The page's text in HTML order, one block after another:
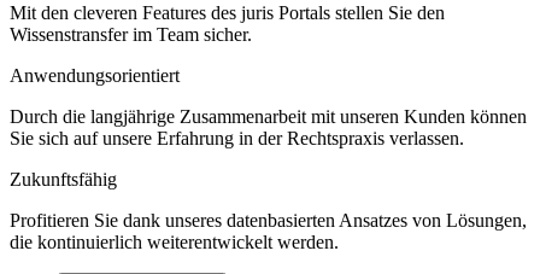
Mit den cleveren Features des juris Portals stellen Sie den
Wissenstransfer im Team sicher.
Anwendungsorientiert
Durch die langjährige Zusammenarbeit mit unseren Kunden können
Sie sich auf unsere Erfahrung in der Rechtspraxis verlassen.
Zukunftsfähig
Profitieren Sie dank unseres datenbasierten Ansatzes von Lösungen,
die kontinuierlich weiterentwickelt werden.